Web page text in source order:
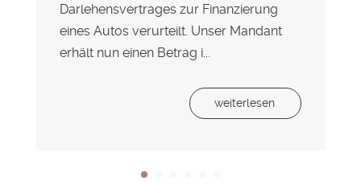
Darlehensvertrages zur Finanzierung
eines Autos verurteilt. Unser Mandant
erhält nun einen Betrag i...
weiterlesen